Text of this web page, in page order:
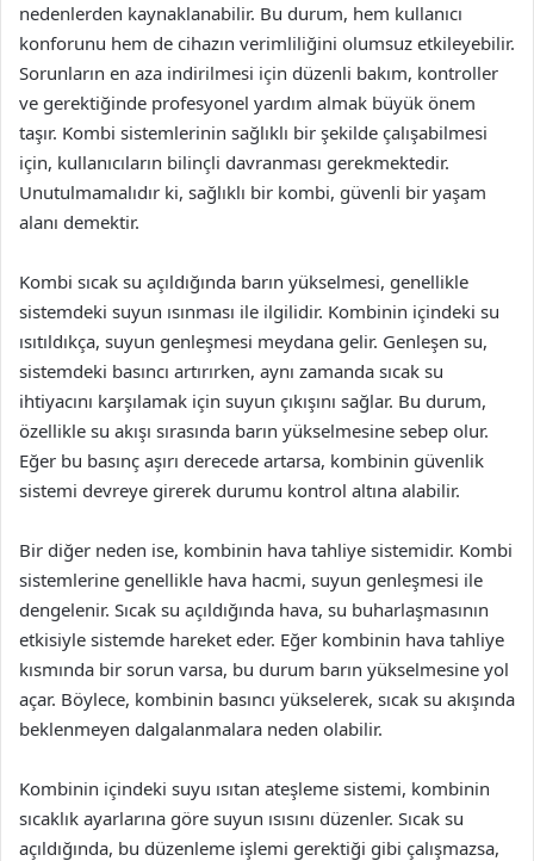
nedenlerden kaynaklanabilir. Bu durum, hem kullanıcı
konforunu hem de cihazın verimliliğini olumsuz etkileyebilir.
Sorunların en aza indirilmesi için düzenli bakım, kontroller
ve gerektiğinde profesyonel yardım almak büyük önem
taşır. Kombi sistemlerinin sağlıklı bir şekilde çalışabilmesi
için, kullanıcıların bilinçli davranması gerekmektedir.
Unutulmamalıdır ki, sağlıklı bir kombi, güvenli bir yaşam
alanı demektir.
Kombi sıcak su açıldığında barın yükselmesi, genellikle
sistemdeki suyun ısınması ile ilgilidir. Kombinin içindeki su
ısıtıldıkça, suyun genleşmesi meydana gelir. Genleşen su,
sistemdeki basıncı artırırken, aynı zamanda sıcak su
ihtiyacını karşılamak için suyun çıkışını sağlar. Bu durum,
özellikle su akışı sırasında barın yükselmesine sebep olur.
Eğer bu basınç aşırı derecede artarsa, kombinin güvenlik
sistemi devreye girerek durumu kontrol altına alabilir.
Bir diğer neden ise, kombinin hava tahliye sistemidir. Kombi
sistemlerine genellikle hava hacmi, suyun genleşmesi ile
dengelenir. Sıcak su açıldığında hava, su buharlaşmasının
etkisiyle sistemde hareket eder. Eğer kombinin hava tahliye
kısmında bir sorun varsa, bu durum barın yükselmesine yol
açar. Böylece, kombinin basıncı yükselerek, sıcak su akışında
beklenmeyen dalgalanmalara neden olabilir.
Kombinin içindeki suyu ısıtan ateşleme sistemi, kombinin
sıcaklık ayarlarına göre suyun ısısını düzenler. Sıcak su
açıldığında, bu düzenleme işlemi gerektiği gibi çalışmazsa,